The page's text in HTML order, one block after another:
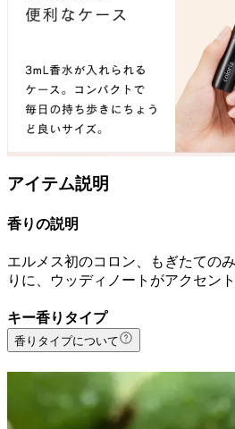
アイテム説明
香りの説明
エルメス初のコロン、もぎたての
りに、ウッディノートがアクセン
キー香りタイプ
香りタイプについて